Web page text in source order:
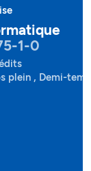
1-0
plein , Demi-